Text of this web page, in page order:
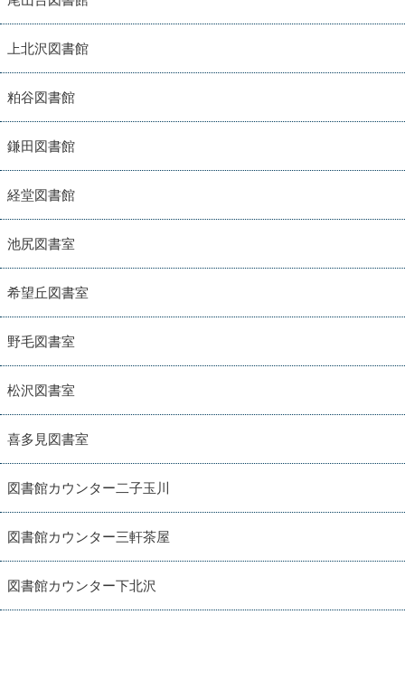
上北沢図書館
粕谷図書館
鎌田図書館
経堂図書館
池尻図書室
希望丘図書室
野毛図書室
松沢図書室
喜多見図書室
図書館カウンター二子玉川
図書館カウンター三軒茶屋
図書館カウンター下北沢